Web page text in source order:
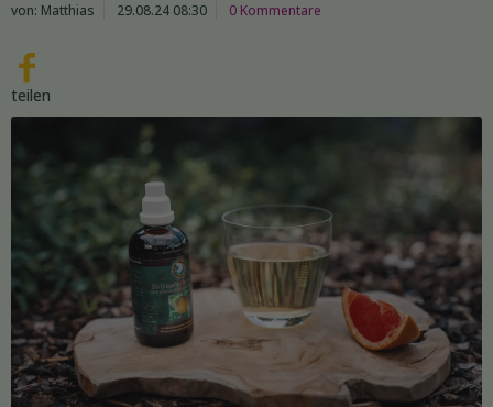
von: Matthias 29.08.24 08:30 0 Kommentare
teilen